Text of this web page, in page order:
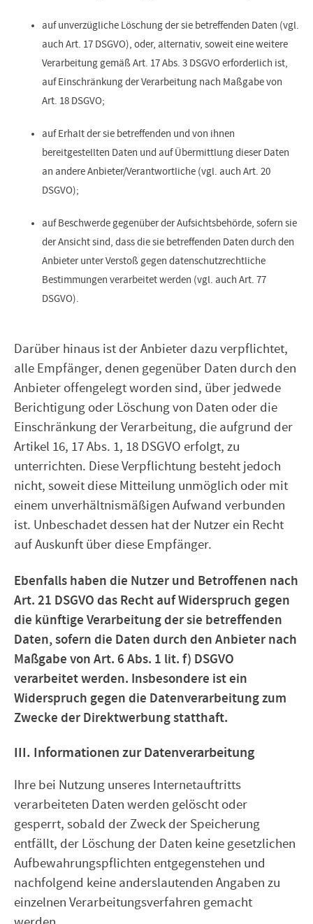
auf unverzügliche Löschung der sie betreffenden Daten (vgl.
auch Art. 17 DSGVO), oder, alternativ, soweit eine weitere
Verarbeitung gemäß Art. 17 Abs. 3 DSGVO erforderlich ist,
auf Einschränkung der Verarbeitung nach Maßgabe von
Art. 18 DSGVO;
auf Erhalt der sie betreffenden und von ihnen
bereitgestellten Daten und auf Übermittlung dieser Daten
an andere Anbieter/Verantwortliche (vgl. auch Art. 20
DSGVO);
auf Beschwerde gegenüber der Aufsichtsbehörde, sofern sie
der Ansicht sind, dass die sie betreffenden Daten durch den
Anbieter unter Verstoß gegen datenschutzrechtliche
Bestimmungen verarbeitet werden (vgl. auch Art. 77
DSGVO).
Darüber hinaus ist der Anbieter dazu verpflichtet,
alle Empfänger, denen gegenüber Daten durch den
Anbieter offengelegt worden sind, über jedwede
Berichtigung oder Löschung von Daten oder die
Einschränkung der Verarbeitung, die aufgrund der
Artikel 16, 17 Abs. 1, 18 DSGVO erfolgt, zu
unterrichten. Diese Verpflichtung besteht jedoch
nicht, soweit diese Mitteilung unmöglich oder mit
einem unverhältnismäßigen Aufwand verbunden
ist. Unbeschadet dessen hat der Nutzer ein Recht
auf Auskunft über diese Empfänger.
Ebenfalls haben die Nutzer und Betroffenen nach
Art. 21 DSGVO das Recht auf Widerspruch gegen
die künftige Verarbeitung der sie betreffenden
Daten, sofern die Daten durch den Anbieter nach
Maßgabe von Art. 6 Abs. 1 lit. f) DSGVO
verarbeitet werden. Insbesondere ist ein
Widerspruch gegen die Datenverarbeitung zum
Zwecke der Direktwerbung statthaft.
III. Informationen zur Datenverarbeitung
Ihre bei Nutzung unseres Internetauftritts
verarbeiteten Daten werden gelöscht oder
gesperrt, sobald der Zweck der Speicherung
entfällt, der Löschung der Daten keine gesetzlichen
Aufbewahrungspflichten entgegenstehen und
nachfolgend keine anderslautenden Angaben zu
einzelnen Verarbeitungsverfahren gemacht